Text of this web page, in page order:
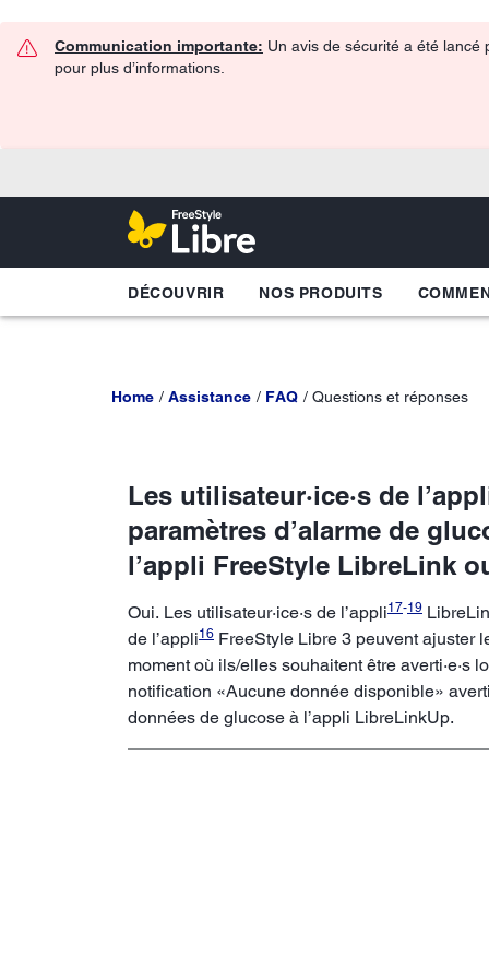
Communication importante: Un avis de sécurité a été
pour plus d’informations.
DÉCOUVRIR NOS PRODUITS
Home Assistance FAQ Questions et réponses
Les utilisateur·ice·s de
paramètres d’alarme de
l’appli FreeStyle LibreLink
Oui. Les utilisateur·ice·s de l’appli17-19
de l’appli16 FreeStyle Libre 3 peuvent ajuster
moment où ils/elles souhaitent être averti·e·s
notification «Aucune donnée disponible»
données de glucose à l’appli LibreLinkUp.